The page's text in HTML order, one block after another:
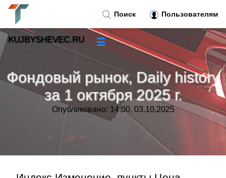
Фондовый рынок, Daily history
за 1 октября 2025 г.
Опубликовано: 14:00, 03.10.2025
Поиск Пользователям
KUJBYSHEVEC.RU ☰
»
Тренды новостей »
»
Контакт»